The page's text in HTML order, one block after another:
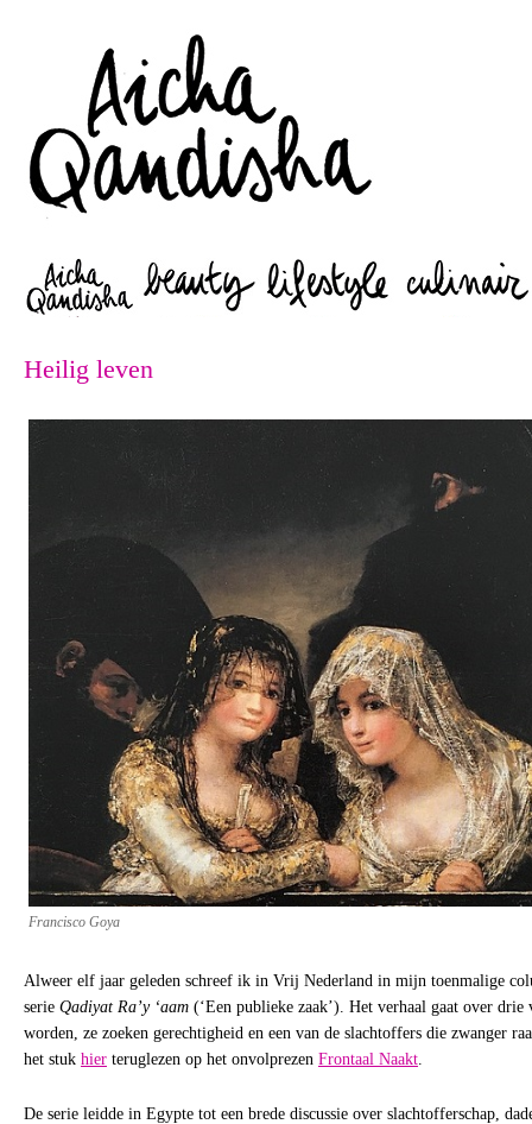
Heilig leven
Francisco Goya
Alweer elf jaar geleden schreef ik in Vrij Nederland in mijn toenmalige
serie Qadiyat Ra’y ‘aam (‘Een publieke zaak’). Het verhaal gaat over
worden, ze zoeken gerechtigheid en een van de slachtoffers die zwanger
het stuk hier teruglezen op het onvolprezen Frontaal Naakt
De serie leidde in Egypte tot een brede discussie over slachtofferschap,